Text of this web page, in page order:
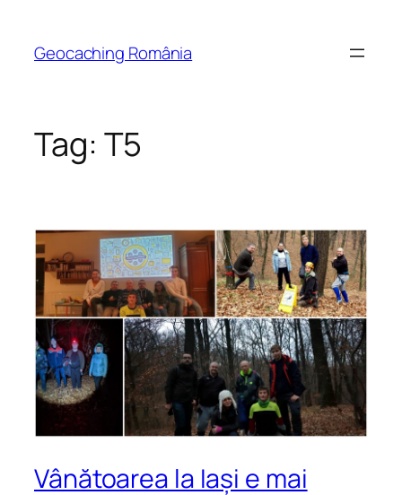
content
Geocaching România
Tag: T5
Vânătoarea la Iași e mai